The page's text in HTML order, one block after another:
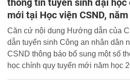
thông tin tuyển sinh đại học
mới tại Học viện CSND,
Căn cứ nội dung Hướng dẫn của
dẫn tuyển sinh Công an nhân dân
CSND thông báo bổ sung một số
học chính quy tuyển mới năm học